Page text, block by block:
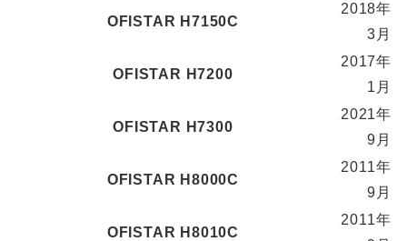
OFISTAR H7150C
2018年
3月
OFISTAR H7200
2017年
1月
OFISTAR H7300
2021年
9月
OFISTAR H8000C
2011年
9月
OFISTAR H8010C
2011年